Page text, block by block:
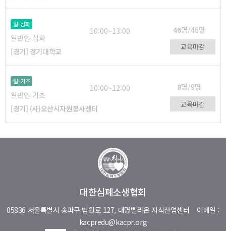
일-심화
일반인 심화
10:00~13:00 46명/46명
[경기] 경기대학교 교육마감
일-기초
일반인 기초
10:00~12:00 8명/9명
[경기] (사)오산시자원봉사센터 교육마감
대한심폐소생협회
05836 서울특별시 송파구 법원로 127, 대명벨리온 지식산업센터 이메일 :
kacpredu@kacpr.org